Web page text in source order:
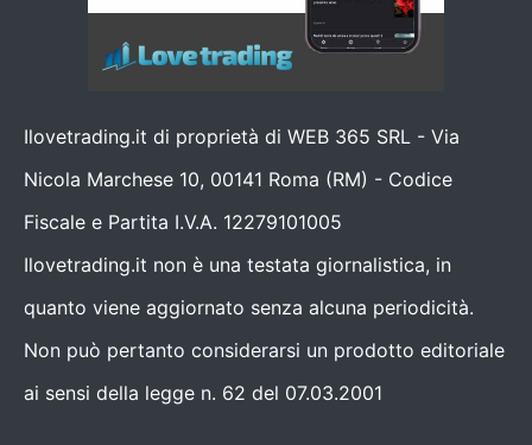
Ilovetrading.it di proprietà di WEB 365 SRL - Via
Nicola Marchese 10, 00141 Roma (RM) - Codice
Fiscale e Partita I.V.A. 12279101005
Ilovetrading.it non è una testata giornalistica, in
quanto viene aggiornato senza alcuna periodicità.
Non può pertanto considerarsi un prodotto editoriale
ai sensi della legge n. 62 del 07.03.2001